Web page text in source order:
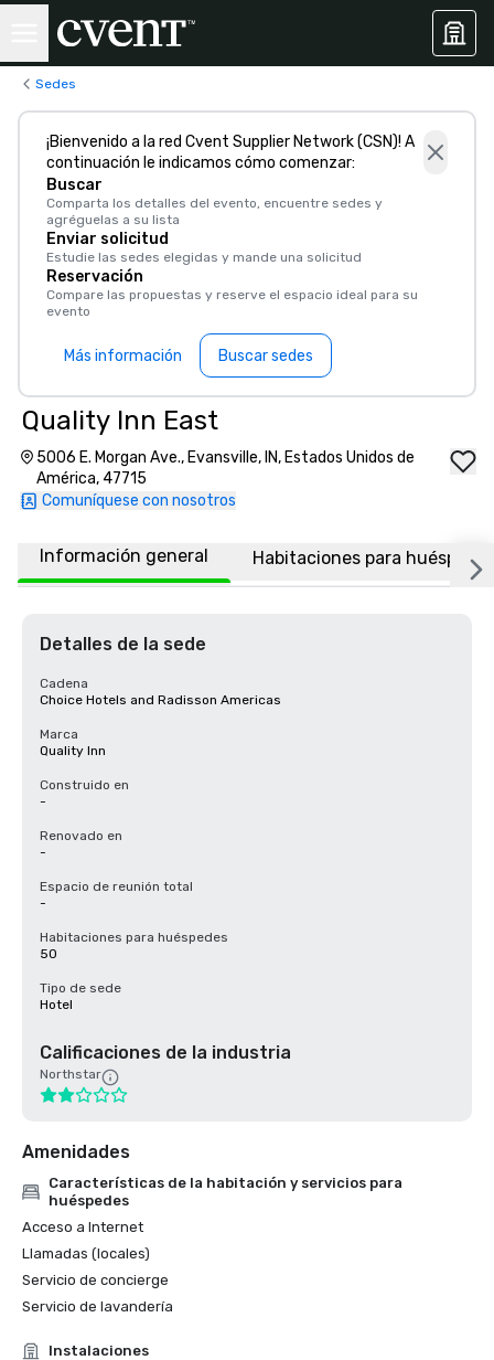
Sedes
¡Bienvenido a la red Cvent Supplier Network (CSN)! A
continuación le indicamos cómo comenzar:
Buscar
Comparta los detalles del evento, encuentre sedes y
agréguelas a su lista
Enviar solicitud
Estudie las sedes elegidas y mande una solicitud
Reservación
Compare las propuestas y reserve el espacio ideal para su
evento
Más información Buscar sedes
Quality Inn East
5006 E. Morgan Ave., Evansville, IN, Estados Unidos de
América, 47715
Comuníquese con nosotros
Información general Habitaciones para
Detalles de la sede
Cadena
Choice Hotels and Radisson Americas
Marca
Quality Inn
Construido en
-
Renovado en
-
Espacio de reunión total
-
Habitaciones para huéspedes
50
Tipo de sede
Hotel
Calificaciones de la industria
Northstar
Amenidades
Características de la habitación y servicios para
huéspedes
Acceso a Internet
Llamadas (locales)
Servicio de concierge
Servicio de lavandería
Instalaciones